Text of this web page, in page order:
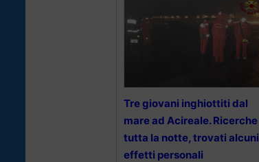
Tre giovani inghiottiti dal
mare ad Acireale. Ricerche
tutta la notte, trovati alcuni
effetti personali